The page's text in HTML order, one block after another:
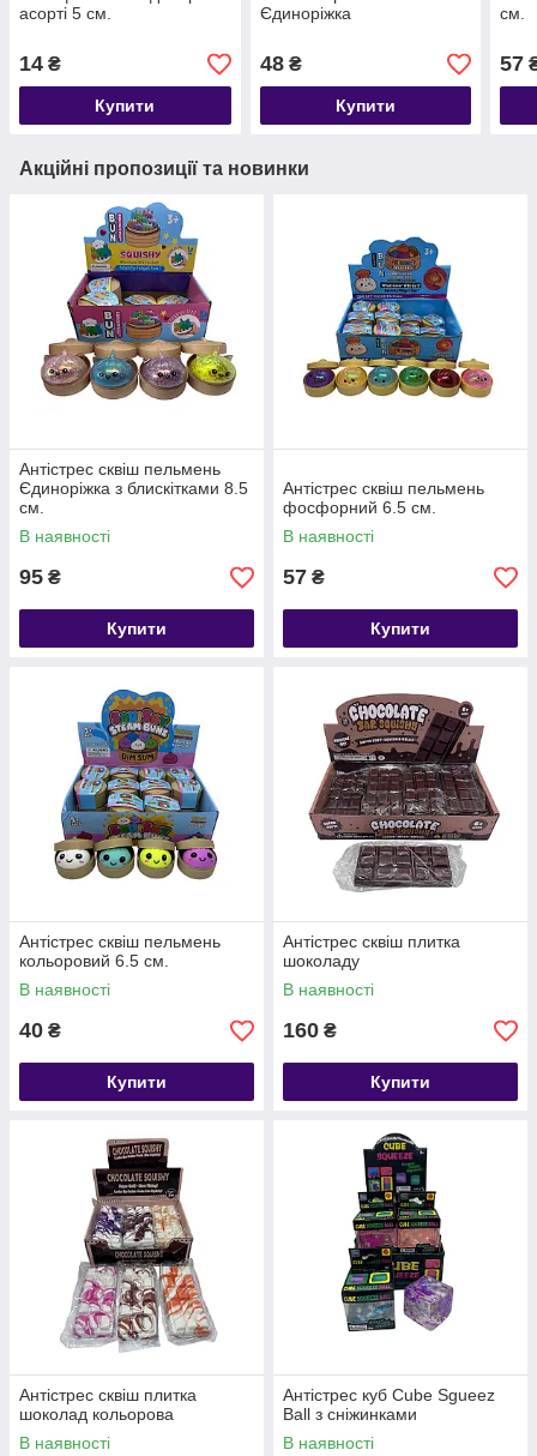
асорті 5 см.
14 ₴
Купити
Єдиноріжка
48₴
Купити
см.
57
Акційні пропозиції та новинки
Антістрес сквіш пельмень
Єдиноріжка з блискітками 8.5
см.
В наявності
95 ₴
Купити
Антістрес сквіш пельмень
фосфорний 6.5 см.
В наявності
57 ₴
Купити
Антістрес сквіш пельмень
кольоровий 6.5 см.
В наявності
40 ₴
Купити
Антістрес сквіш плитка
шоколаду
В наявності
160 ₴
Купити
Антістрес сквіш плитка
шоколад кольорова
В наявності
Антістрес куб Cube Sgueez
Ball з сніжинками
В наявності